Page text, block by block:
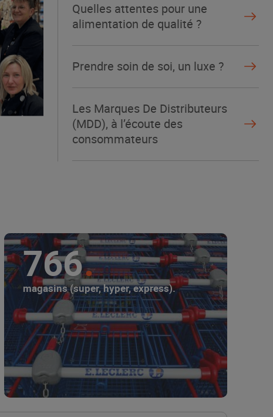
Quelles attentes pour une
alimentation de qualité ?
Prendre soin de soi, un luxe ?
Les Marques De Distributeurs
(MDD), à l’écoute des
consommateurs
766
magasins (super, hyper, express).